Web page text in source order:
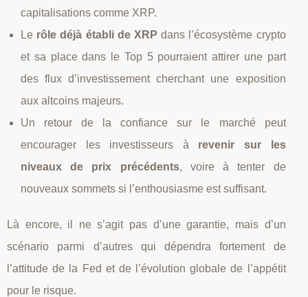
capitalisations comme XRP.
Le rôle déjà établi de XRP dans l’écosystème crypto
et sa place dans le Top 5 pourraient attirer une part
des flux d’investissement cherchant une exposition
aux altcoins majeurs.
Un retour de la confiance sur le marché peut
encourager les investisseurs à revenir sur les
niveaux de prix précédents, voire à tenter de
nouveaux sommets si l’enthousiasme est suffisant.
Là encore, il ne s’agit pas d’une garantie, mais d’un
scénario parmi d’autres qui dépendra fortement de
l’attitude de la Fed et de l’évolution globale de l’appétit
pour le risque.